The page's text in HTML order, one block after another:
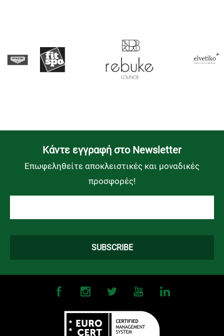
Kάντε εγγραφή στο Newsletter
Επωφεληθείτε αποκλειστικές και μοναδικές
προσφορές!